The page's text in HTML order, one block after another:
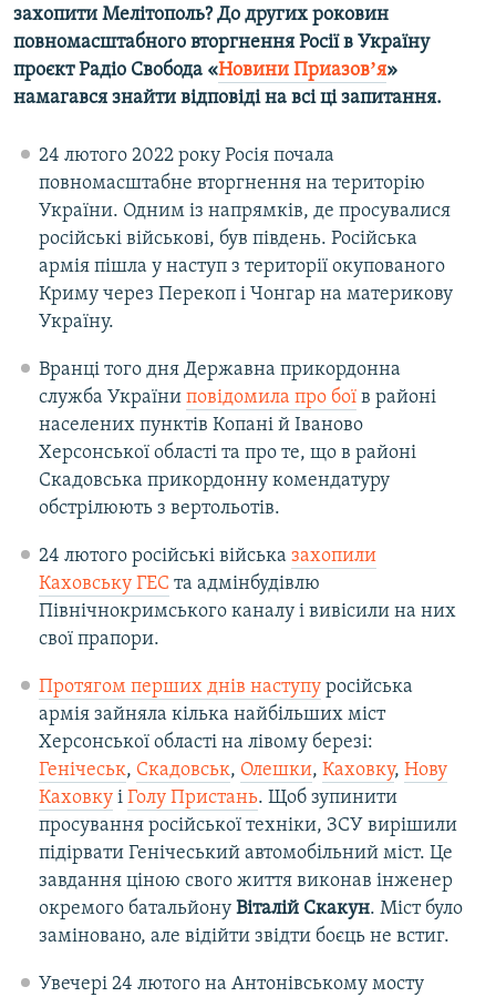
захопити Мелітополь? До других роковин
повномасштабного вторгнення Росії в Україну
проєкт Радіо Свобода «Новини Приазовʼя»
намагався знайти відповіді на всі ці запитання.
24 лютого 2022 року Росія почала
повномасштабне вторгнення на територію
України. Одним із напрямків, де просувалися
російські військові, був південь. Російська
армія пішла у наступ з території окупованого
Криму через Перекоп і Чонгар на материкову
Україну.
Вранці того дня Державна прикордонна
служба України повідомила про боїв районі
населених пунктів Копані й Іваново
Херсонської області та про те, що в районі
Скадовська прикордонну комендатуру
обстрілюють з вертольотів.
24 лютого російські війська захопили
Каховську ГЕС та адмінбудівлю
Північнокримського каналу і вивісили на них
свої прапори.
Протягом перших днів наступуросійська
армія зайняла кілька найбільших міст
Херсонської області на лівому березі:
Генічеськ, Скадовськ, Олешки, Каховку, Нову
Каховкуі Голу Пристань. Щоб зупинити
просування російської техніки, ЗСУ вирішили
підірвати Генічеський автомобільний міст. Це
завдання ціною свого життя виконав інженер
окремого батальйону Віталій Скакун. Міст було
заміновано, але відійти звідти боєць не встиг.
Увечері 24 лютого на Антонівському мосту